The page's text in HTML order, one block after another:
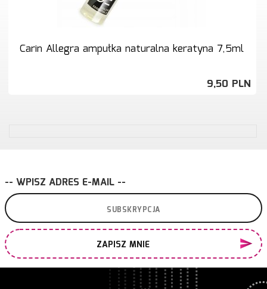
Carin Allegra ampułka naturalna keratyna 7,5ml
9,50 PLN
-- WPISZ ADRES E-MAIL --
ZAPISZ MNIE